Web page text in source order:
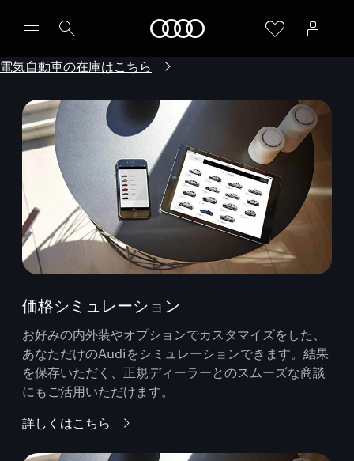
電気自動車の在庫はこちら
価格シミュレーション
お好みの内外装やオプションでカスタマイズをした、
あなただけのAudiをシミュレーションできます。結果
を保存いただく、正規ディーラーとのスムーズな商談
にもご活用いただけます。
詳しくはこちら